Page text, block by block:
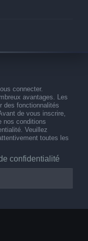
connecter.
avantages. Les
des fonctionnalités
de vous inscrire,
nos conditions
Veuillez
toutes les
confidentialité